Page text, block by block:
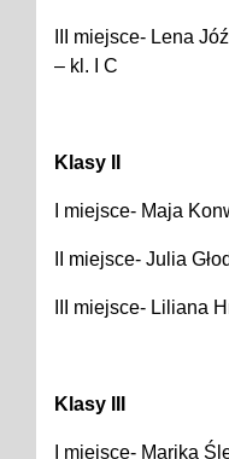
III miejsce- Lena
– kl. I C
Klasy II
I miejsce- Maja
II miejsce- Julia
III miejsce- Liliana
Klasy III
I miejsce- Marika